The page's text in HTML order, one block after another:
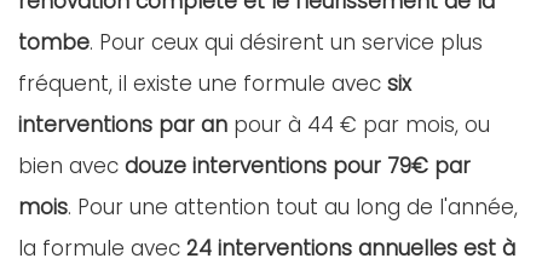
tombe. Pour ceux qui désirent un service plus
fréquent, il existe une formule avec six
interventions par an pour à 44 € par mois, ou
bien avec douze interventions pour 79€ par
mois. Pour une attention tout au long de l'année,
la formule avec 24 interventions annuelles est à